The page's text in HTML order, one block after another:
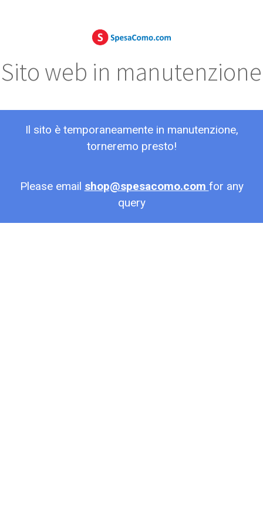
Sito web in manutenzione
Il sito è temporaneamente in manutenzione,
torneremo presto!
Please email shop@spesacomo.com for any
query